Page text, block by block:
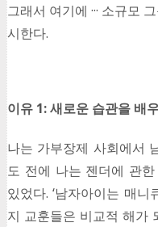
그래서 여기에 ··· 소규모
시한다.
이유 1: 새로운 습관을 배
나는 가부장제 사회에서
도 전에 나는 젠더에 관
있었다. ‘남자아이는 매
지 교훈들은 비교적 해가